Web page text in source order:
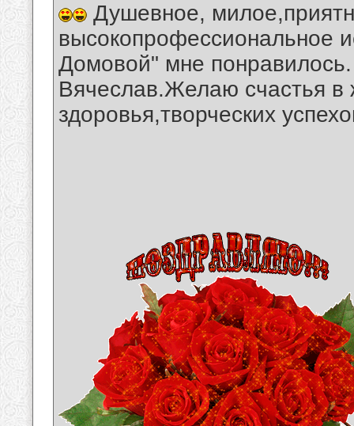
Душевное,
высокопрофессиональное
Домовой" мне
Вячеслав.Желаю счастья в
здоровья,творческих